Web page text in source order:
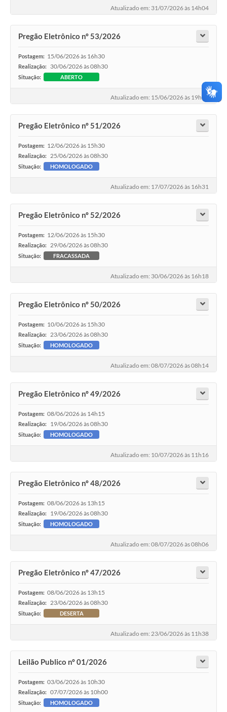
Atualizado em: 31/07/2026 às 14h04
Pregão Eletrônico nº 53/2026
Postagem: 15/06/2026 às 16h30
Realização: 30/06/2026 às 08h30
Situação: ABERTO
Atualizado em: 15/06/2026 às 19h59
Pregão Eletrônico nº 51/2026
Postagem: 12/06/2026 às 15h30
Realização: 25/06/2026 às 08h30
Situação: HOMOLOGADO
Atualizado em: 17/07/2026 às 16h31
Pregão Eletrônico nº 52/2026
Postagem: 12/06/2026 às 15h30
Realização: 29/06/2026 às 08h30
Situação: FRACASSADA
Atualizado em: 30/06/2026 às 16h18
Pregão Eletrônico nº 50/2026
Postagem: 10/06/2026 às 15h30
Realização: 23/06/2026 às 08h30
Situação: HOMOLOGADO
Atualizado em: 08/07/2026 às 08h14
Pregão Eletrônico nº 49/2026
Postagem: 08/06/2026 às 14h15
Realização: 19/06/2026 às 08h30
Situação: HOMOLOGADO
Atualizado em: 10/07/2026 às 11h16
Pregão Eletrônico nº 48/2026
Postagem: 08/06/2026 às 13h15
Realização: 19/06/2026 às 08h30
Situação: HOMOLOGADO
Atualizado em: 08/07/2026 às 08h06
Pregão Eletrônico nº 47/2026
Postagem: 08/06/2026 às 13h15
Realização: 23/06/2026 às 08h30
Situação: DESERTA
Atualizado em: 23/06/2026 às 11h38
Leilão Publico nº 01/2026
Postagem: 03/06/2026 às 10h30
Realização: 07/07/2026 às 10h00
Situação: HOMOLOGADO